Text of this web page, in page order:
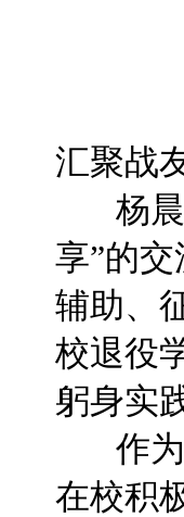
汇聚战
杨晨
享”的
辅助、
校退役
躬身实
作为
在校积